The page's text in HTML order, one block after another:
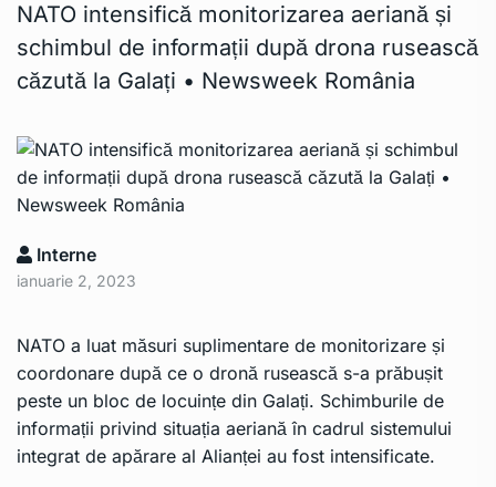
NATO intensifică monitorizarea aeriană și
schimbul de informații după drona rusească
căzută la Galați • Newsweek România
Interne
ianuarie 2, 2023
NATO a luat măsuri suplimentare de monitorizare și
coordonare după ce o dronă rusească s-a prăbușit
peste un bloc de locuințe din Galați. Schimburile de
informații privind situația aeriană în cadrul sistemului
integrat de apărare al Alianței au fost intensificate.